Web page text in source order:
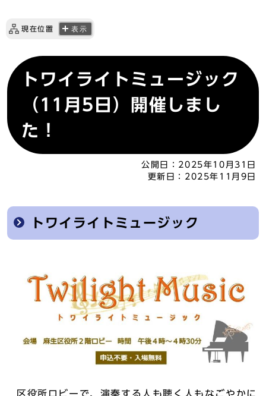
現在位置 表示
トワイライトミュージック
（11月5日）開催しまし
た！
公開日： 2025年10月31日
更新日： 2025年11月9日
トワイライトミュージック
区役所ロビーで、演奏する人も聴く人もなごやかに